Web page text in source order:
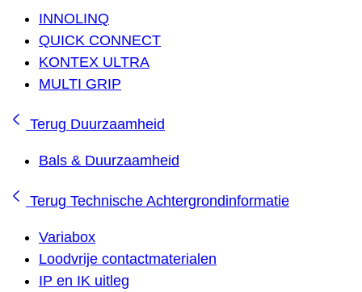
INNOLINQ
QUICK CONNECT
KONTEX ULTRA
MULTI GRIP
Terug Duurzaamheid
Bals & Duurzaamheid
Terug Technische Achtergrondinformatie
Variabox
Loodvrije contactmaterialen
IP en IK uitleg